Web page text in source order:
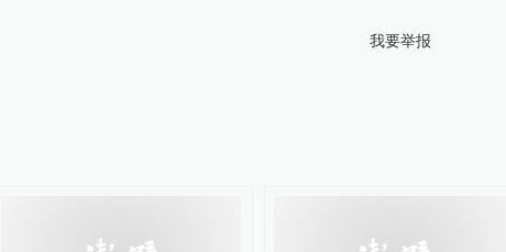
我要举报